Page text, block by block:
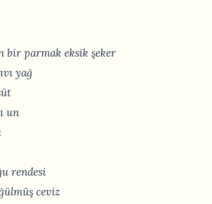
bir parmak eksik şeker
yağ
un
rendesi
ceviz